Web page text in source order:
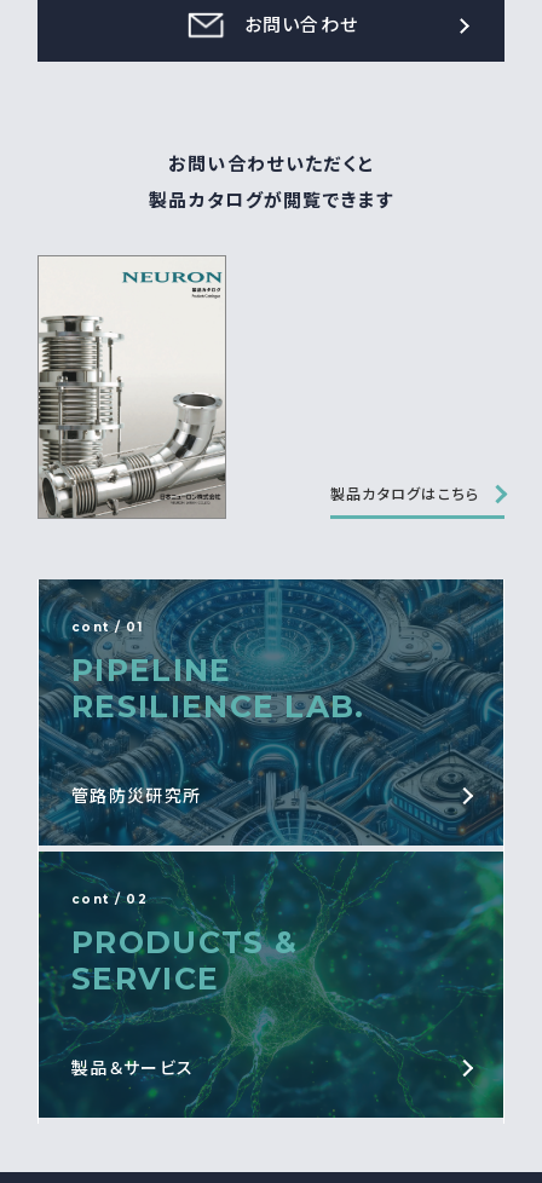
お問い合わせ
お問い合わせいただくと
製品カタログが閲覧できます
製品カタログはこちら
cont / 01
PIPELINE
RESILIENCE LAB.
管路防災研究所
cont / 02
PRODUCTS &
SERVICE
製品＆サービス